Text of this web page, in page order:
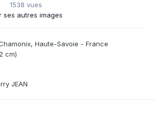
1538 vues
ses autres images
Haute-Savoie - France
cm)
JEAN